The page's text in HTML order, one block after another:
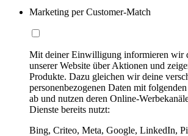
Marketing per Customer-Match
Mit deiner Einwilligung informieren wir
unserer Website über Aktionen und
Produkte. Dazu gleichen wir deine
personenbezogenen Daten mit
ab und nutzen deren Online-
Dienste bereits nutzt:
Bing, Criteo, Meta, Google, LinkedIn,